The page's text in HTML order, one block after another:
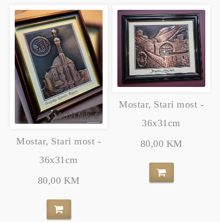
Mostar, Stari most -
36x31cm
80,00 KM
Mostar, Stari most -
36x31cm
80,00 KM